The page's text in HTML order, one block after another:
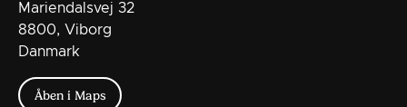
Mariendalsvej 32
8800, Viborg
Danmark
Åben i Maps